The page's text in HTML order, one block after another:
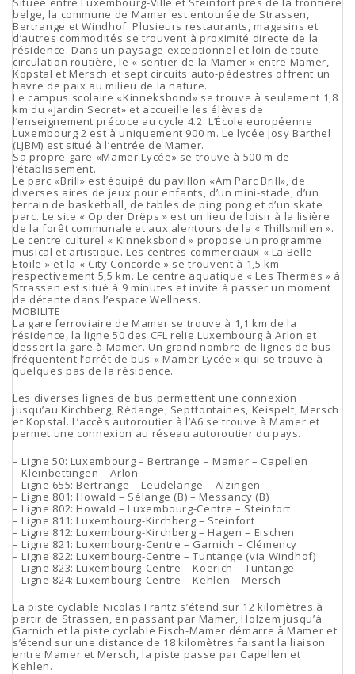
belge, la commune de Mamer est entourée de Strassen,
Bertrange et Windhof. Plusieurs restaurants, magasins et
d’autres commodités se trouvent à proximité directe de la
résidence. Dans un paysage exceptionnel et loin de toute
circulation routière, le « sentier de la Mamer » entre Mamer,
Kopstal et Mersch et sept circuits auto-pédestres offrent un
havre de paix au milieu de la nature.
Le campus scolaire «Kinneksbond» se trouve à seulement 1,8
km du «Jardin Secret» et accueille les élèves de
l’enseignement précoce au cycle 4.2. L’École européenne
Luxembourg 2 est à uniquement 900 m. Le lycée Josy Barthel
(LJBM) est situé à l’entrée de Mamer.
Sa propre gare «Mamer Lycée» se trouve à 500 m de
l’établissement.
Le parc «Brill» est équipé du pavillon «Am Parc Brill», de
diverses aires de jeux pour enfants, d’un mini-stade, d’un
terrain de basketball, de tables de ping pong et d’un skate
parc. Le site « Op der Drëps » est un lieu de loisir à la lisière
de la forêt communale et aux alentours de la « Thillsmillen ».
Le centre culturel « Kinneksbond » propose un programme
musical et artistique. Les centres commerciaux « La Belle
Etoile » et la « City Concorde » se trouvent à 1,5 km
respectivement 5,5 km. Le centre aquatique « Les Thermes » à
Strassen est situé à 9 minutes et invite à passer un moment
de détente dans l’espace Wellness.
MOBILITE
La gare ferroviaire de Mamer se trouve à 1,1 km de la
résidence, la ligne 50 des CFL relie Luxembourg à Arlon et
dessert la gare à Mamer. Un grand nombre de lignes de bus
fréquentent l’arrêt de bus « Mamer Lycée » qui se trouve à
quelques pas de la résidence.
Les diverses lignes de bus permettent une connexion
jusqu’au Kirchberg, Rédange, Septfontaines, Keispelt, Mersch
et Kopstal. L’accès autoroutier à l’A6 se trouve à Mamer et
permet une connexion au réseau autoroutier du pays.
– Ligne 50: Luxembourg – Bertrange – Mamer – Capellen
– Kleinbettingen – Arlon
– Ligne 655: Bertrange – Leudelange – Alzingen
– Ligne 801: Howald – Sélange (B) – Messancy (B)
– Ligne 802: Howald – Luxembourg-Centre – Steinfort
– Ligne 811: Luxembourg-Kirchberg – Steinfort
– Ligne 812: Luxembourg-Kirchberg – Hagen – Eischen
– Ligne 821: Luxembourg-Centre – Garnich – Clémency
– Ligne 822: Luxembourg-Centre – Tuntange (via Windhof)
– Ligne 823: Luxembourg-Centre – Koerich – Tuntange
– Ligne 824: Luxembourg-Centre – Kehlen – Mersch
La piste cyclable Nicolas Frantz s’étend sur 12 kilomètres à
partir de Strassen, en passant par Mamer, Holzem jusqu’à
Garnich et la piste cyclable Eisch-Mamer démarre à Mamer et
s’étend sur une distance de 18 kilomètres faisant la liaison
entre Mamer et Mersch, la piste passe par Capellen et
Kehlen.